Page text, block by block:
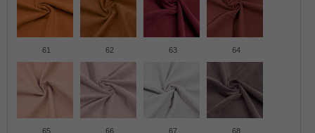
61 62 63 64
65 66 67 68